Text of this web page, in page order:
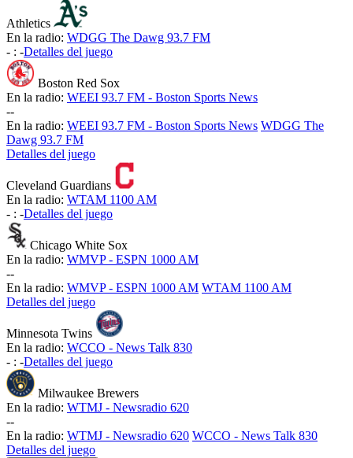
Athletics
En la radio: WDGG The Dawg 93.7 FM
- : -Detalles del juego
Boston Red Sox
En la radio: WEEI 93.7 FM - Boston Sports News
--
En la radio: WEEI 93.7 FM - Boston Sports News WDGG The
Dawg 93.7 FM
Detalles del juego
Cleveland Guardians
En la radio: WTAM 1100 AM
- : -Detalles del juego
Chicago White Sox
En la radio: WMVP - ESPN 1000 AM
--
En la radio: WMVP - ESPN 1000 AM WTAM 1100 AM
Detalles del juego
Minnesota Twins
En la radio: WCCO - News Talk 830
- : -Detalles del juego
Milwaukee Brewers
En la radio: WTMJ - Newsradio 620
--
En la radio: WTMJ - Newsradio 620 WCCO - News Talk 830
Detalles del juego